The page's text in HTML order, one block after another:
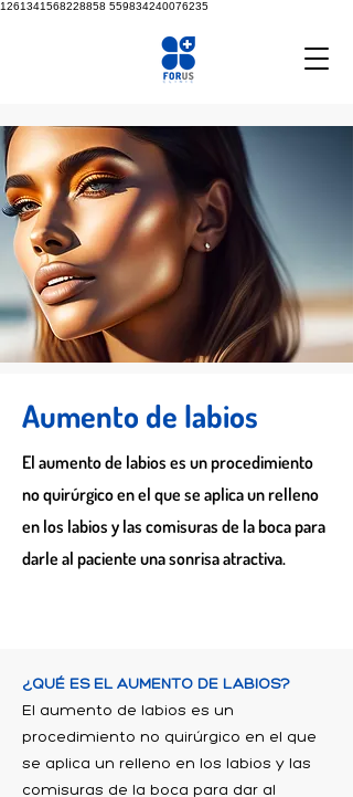
1261341568228858 559834240076235
Aumento de labios
El aumento de labios es un procedimiento
no quirúrgico en el que se aplica un relleno
en los labios y las comisuras de la boca para
darle al paciente una sonrisa atractiva.
¿QUÉ ES EL AUMENTO DE LABIOS?
El aumento de labios es un
procedimiento no quirúrgico en el que
se aplica un relleno en los labios y las
comisuras de la boca para dar al